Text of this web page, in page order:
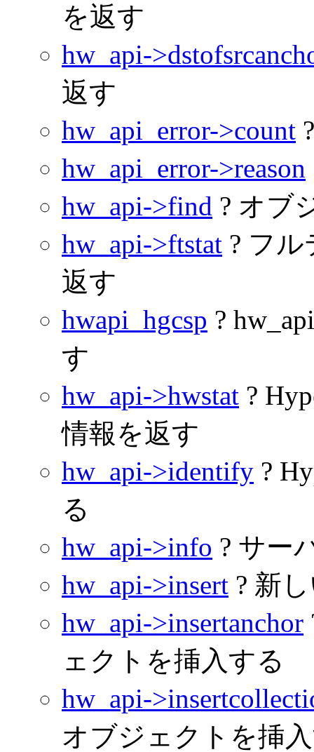
を返す
hw_api-
返す
hw_api_error->count
hw_api_error->reason
hw_api->find ? オブ
hw_api->ftstat ? フ
返す
hwapi_hgcsp ?
す
hw_api->hwstat ?
情報を返す
hw_api->identify ?
る
hw_api->info ? サー
hw_api->insert ? 新
hw_api->insertanchor
ェクトを挿入する
hw_api-
オブジェクトを挿